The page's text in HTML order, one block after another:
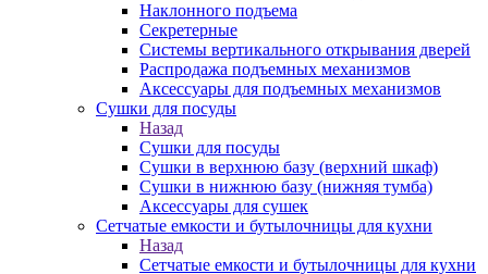
Наклонного подъема
Секретерные
Системы вертикального открывания дверей
Распродажа подъемных механизмов
Аксессуары для подъемных механизмов
Сушки для посуды
Назад
Сушки для посуды
Сушки в верхнюю базу (верхний шкаф)
Сушки в нижнюю базу (нижняя тумба)
Аксессуары для сушек
Сетчатые емкости и бутылочницы для кухни
Назад
Сетчатые емкости и бутылочницы для кухни